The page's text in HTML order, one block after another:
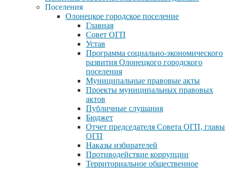
Поселения
Олонецкое городское поселение
Главная
Совет ОГП
Устав
Программа социально-экономического
развития Олонецкого городского
поселения
Муниципальные правовые акты
Проекты муниципальных правовых
актов
Публичные слушания
Бюджет
Отчет председателя Совета ОГП, главы
ОГП
Наказы избирателей
Противодействие коррупции
Территориальное общественное